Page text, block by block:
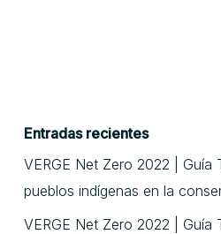
Entradas recientes
VERGE Net Zero 2022 | Guía
pueblos indígenas en la
VERGE Net Zero 2022 | Guía